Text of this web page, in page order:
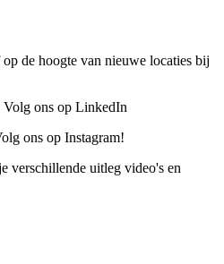
de hoogte van nieuwe locaties bij
Volg ons op LinkedIn
ons op Instagram!
verschillende uitleg video's en